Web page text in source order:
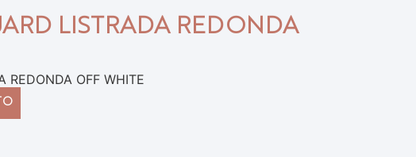
LISTRADA REDONDA
REDONDA OFF WHITE